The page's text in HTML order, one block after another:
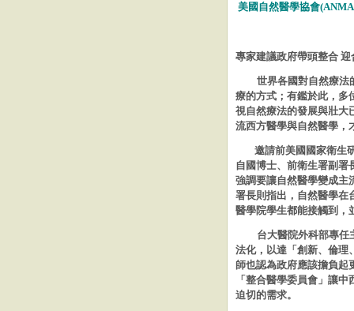
美國自然醫學協會
專家建議政府帶頭整合
世界各國對自然療法的
療的方式；有鑑於此，多
視自然療法的發展與壯大
流西方醫學與自然醫學，
邀請前美國國家衛生
自國博士、前衛生署副署
強調要讓自然醫學變成主
署長則指出，自然醫學在
醫學院學生都能接觸到，
台大醫院外科部專任
法化，以達「創新、倫理
師也認為政府應該擔負起
「整合醫學委員會」讓
迫切的需求。